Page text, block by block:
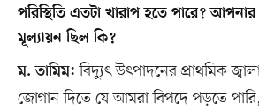
পরিস্থিতি এতটা খারাপ হতে পারে?
মূল্যায়ন ছিল কি?
ম. তামিম: বিদ্যুৎ উৎপাদনের প্রাথমিক
জোগান দিতে যে আমরা বিপদে পড়তে